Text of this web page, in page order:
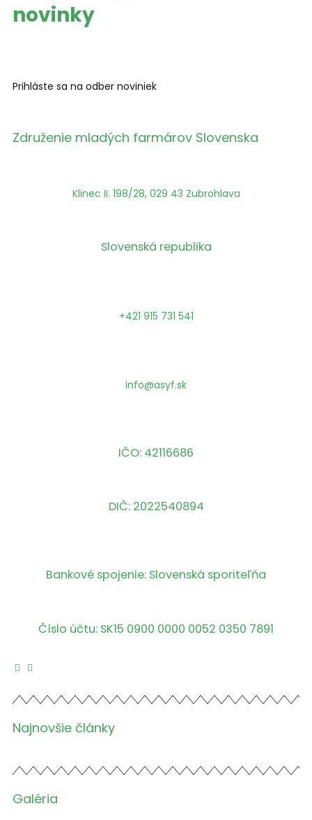
novinky
Prihláste sa na odber noviniek
Združenie mladých farmárov Slovenska
Klinec II. 198/28, 029 43 Zubrohlava
Slovenská republika
+421 915 731 541
info@asyf.sk
IČO: 42116686
DIČ: 2022540894
Bankové spojenie: Slovenská sporiteľňa
Číslo účtu: SK15 0900 0000 0052 0350 7891
Najnovšie články
Galéria